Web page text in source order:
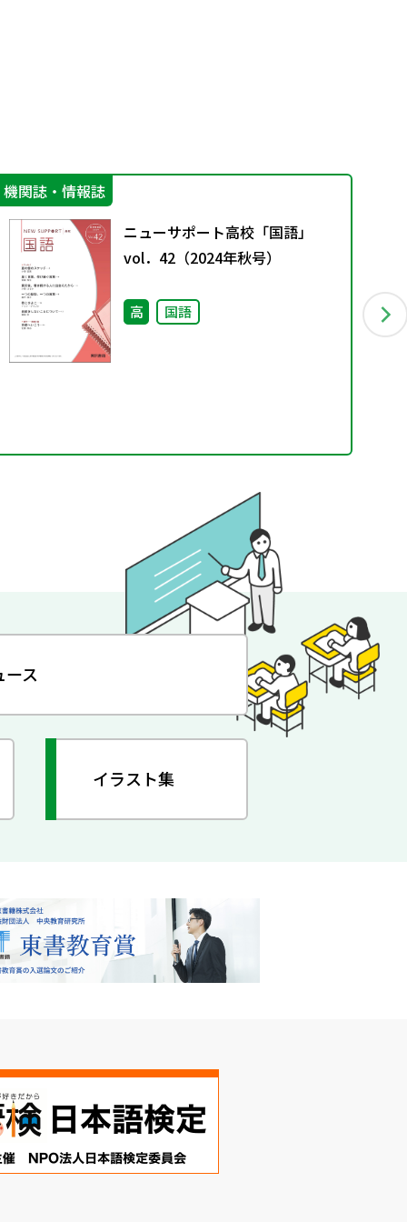
機関誌・情報誌
ニューサポート高校「国語」
vol．42（2024年秋号）
高 国語
ース
イラスト集